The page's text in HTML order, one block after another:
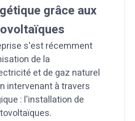
grâce aux
s'est récemment
de la
et de gaz naturel
intervenant à travers
: l'installation de